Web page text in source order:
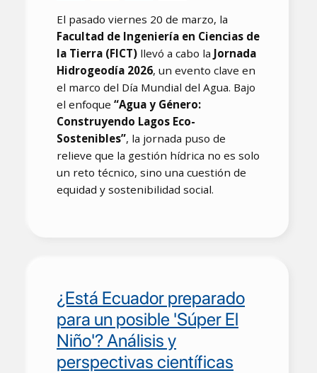
El pasado viernes 20 de marzo, la
Facultad de Ingeniería en Ciencias de
la Tierra (FICT) llevó a cabo la Jornada
Hidrogeodía 2026, un evento clave en
el marco del Día Mundial del Agua. Bajo
el enfoque “Agua y Género:
Construyendo Lagos Eco-
Sostenibles”, la jornada puso de
relieve que la gestión hídrica no es solo
un reto técnico, sino una cuestión de
equidad y sostenibilidad social.
¿Está Ecuador preparado
para un posible 'Súper El
Niño'? Análisis y
perspectivas científicas